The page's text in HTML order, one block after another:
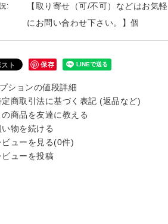
:
【取り寄せ（可/不可）などはお気軽
にお問い合わせ下さい。】個
保存
ションの値段詳細
定商取引法に基づく表記 (返品など)
の商品を友達に教える
い物を続ける
ビューを見る(0件)
ビューを投稿